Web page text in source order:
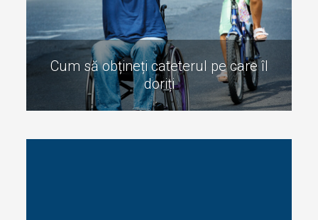
SpeediCath® Standard
Standardul în catetere gata de utilizare pentru bărbați,
femei și copii.
Cum să obțineți cateterul pe care îl
doriți